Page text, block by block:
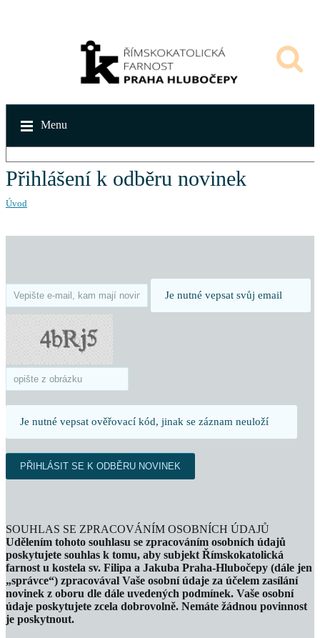
Menu
Přihlášení k odběru novinek
Úvod
Je nutné vepsat svůj email
Je nutné vepsat ověřovací kód, jinak se záznam neuloží
SOUHLAS SE ZPRACOVÁNÍM OSOBNÍCH ÚDAJŮ
Udělením tohoto souhlasu se zpracováním osobních údajů
poskytujete souhlas k tomu, aby subjekt Římskokatolická
farnost u kostela sv. Filipa a Jakuba Praha-Hlubočepy (dále jen
„správce“) zpracovával Vaše osobní údaje za účelem zasílání
novinek z oboru dle dále uvedených podmínek. Vaše osobní
údaje poskytujete zcela dobrovolně. Nemáte žádnou povinnost
je poskytnout.